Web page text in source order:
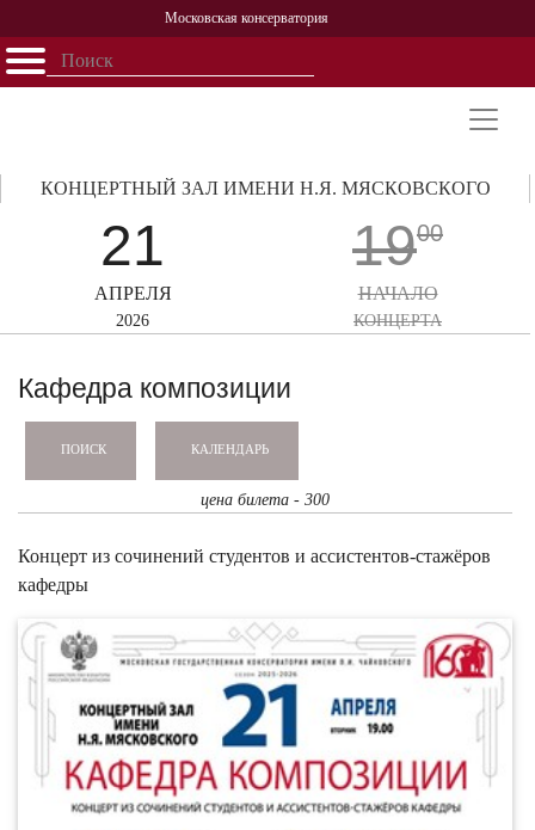
Московская консерватория
Открыть - закрыть
Персоналии
История
21
АПРЕЛЯ
2026
КОНЦЕРТНЫЙ ЗАЛ ИМЕНИ Н.Я. МЯСКОВСКОГО
1900
НАЧАЛО
КОНЦЕРТА
Кафедра композиции
ПОИСК КАЛЕНДАРЬ
цена билета - 300
Концерт из сочинений студентов и ассистентов-стажёров
кафедры